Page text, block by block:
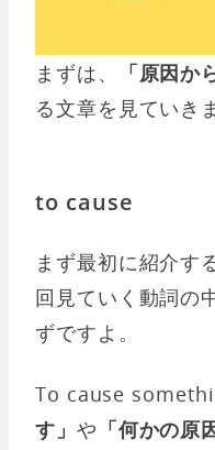
まずは、 「原因か
る文章を見ていき
to cause
まず最初に紹介す
回見ていく動詞の
ずですよ。
To cause
す」 や 「何かの原